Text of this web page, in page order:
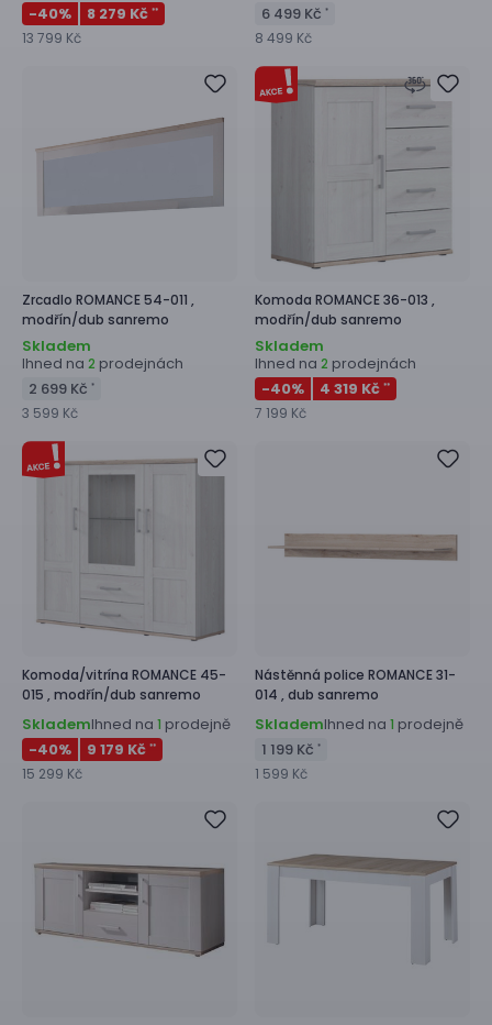
-40% 8 279 Kč **
13 799 Kč
6 499 Kč *
8 499 Kč
Zrcadlo ROMANCE 54-011 ,
modřín/dub sanremo
Skladem
Ihned na 2 prodejnách
2 699 Kč *
3 599 Kč
Komoda ROMANCE 36-013 ,
modřín/dub sanremo
Skladem
Ihned na 2 prodejnách
-40% 4 319 Kč **
7 199 Kč
Komoda/vitrína ROMANCE 45-
015 , modřín/dub sanremo
SklademIhned na 1 prodejně
-40% 9 179 Kč **
15 299 Kč
Nástěnná police ROMANCE 31-
014 , dub sanremo
SklademIhned na 1 prodejně
1 199 Kč *
1 599 Kč